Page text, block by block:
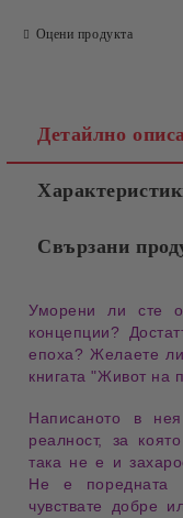
Оцени продукта
Детайлно
Свързани
Уморени ли сте
концепции?
епоха? Желаете
книгата"Живот на
Написаното в нея
реалност, за
така не е и
Не е поредната
чувствате добре